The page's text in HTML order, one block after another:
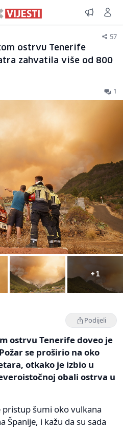
57
ostrvu Tenerife
zahvatila više od 800
1
+1
Podijeli
ostrvu Tenerife doveo je
se proširio na oko
otkako je izbio u
obali ostrva u
šumi oko vulkana
Španije, i kažu da su sada